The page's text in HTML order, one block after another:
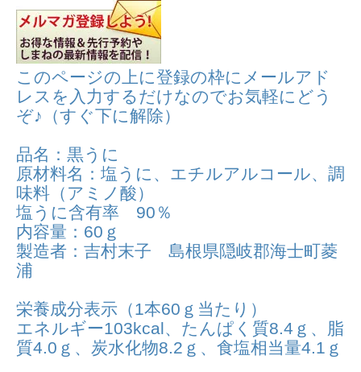
このページの上に登録の枠にメールアド
レスを入力するだけなのでお気軽にどう
ぞ♪（すぐ下に解除）
品名：黒うに
原材料名：塩うに、エチルアルコール、調
味料（アミノ酸）
塩うに含有率 90％
内容量：60ｇ
製造者：吉村末子 島根県隠岐郡海士町菱
浦
栄養成分表示（1本60ｇ当たり）
エネルギー103kcal、たんぱく質8.4ｇ、脂
質4.0ｇ、炭水化物8.2ｇ、食塩相当量4.1ｇ